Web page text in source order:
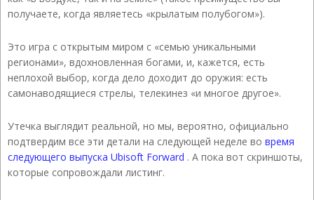
получаете, когда являетесь «крылатым полубогом»).
Это игра с открытым миром с «семью уникальными
регионами», вдохновленная богами, и, кажется, есть
неплохой выбор, когда дело доходит до оружия: есть
самонаводящиеся стрелы, телекинез «и многое другое».
Утечка выглядит реальной, но мы, вероятно, официально
подтвердим все эти детали на следующей неделе во время
следующего выпуска Ubisoft Forward . А пока вот скриншоты,
которые сопровождали листинг.